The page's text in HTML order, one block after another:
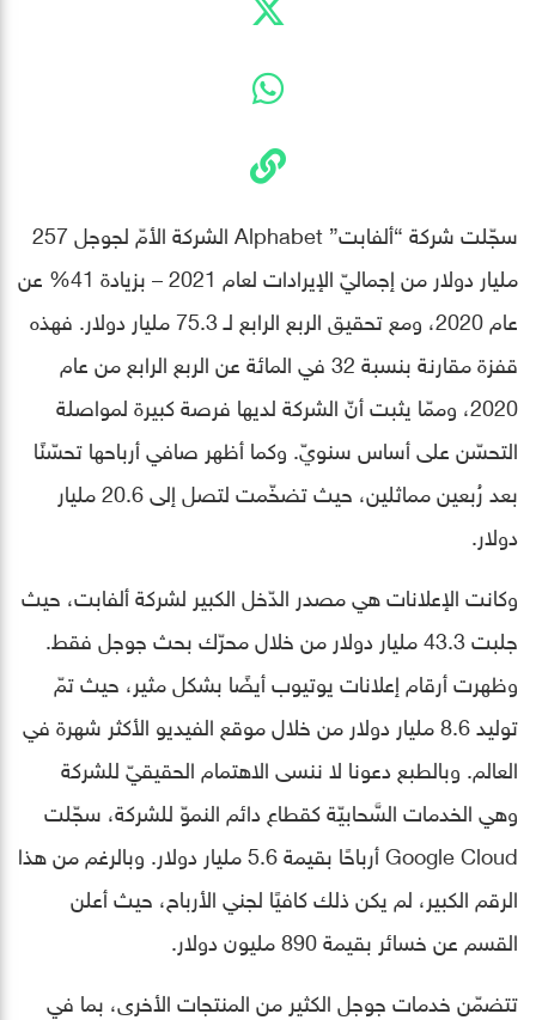
سجّلت شركة “ألفابت” Alphabet الشركة الأمّ لجوجل 257
مليار دولار من إجماليّ الإيرادات لعام 2021 – بزيادة 41% عن
عام 2020، ومع تحقيق الربع الرابع لـ 75.3 مليار دولار. فهذه
قفزة مقارنة بنسبة 32 في المائة عن الربع الرابع من عام
2020، وممّا يثبت أنّ الشركة لديها فرصة كبيرة لمواصلة
التحسّن على أساس سنويّ. وكما أظهر صافي أرباحها تحسّنًا
بعد رُبعين مماثلين، حيث تضخّمت لتصل إلى 20.6 مليار
دولار.
وكانت الإعلانات هي مصدر الدّخل الكبير لشركة ألفابت، حيث
جلبت 43.3 مليار دولار من خلال محرّك بحث جوجل فقط.
وظهرت أرقام إعلانات يوتيوب أيضًا بشكل مثير، حيث تمّ
توليد 8.6 مليار دولار من خلال موقع الفيديو الأكثر شهرة في
العالم. وبالطبع دعونا لا ننسى الاهتمام الحقيقيّ للشركة
وهي الخدمات السَّحابيّة كقطاع دائم النموّ للشركة، سجّلت
Google Cloud أرباحًا بقيمة 5.6 مليار دولار. وبالرغم من هذا
الرقم الكبير، لم يكن ذلك كافيًا لجني الأرباح، حيث أعلن
القسم عن خسائر بقيمة 890 مليون دولار.
تتضمّن خدمات جوجل الكثير من المنتجات الأخرى، بما في